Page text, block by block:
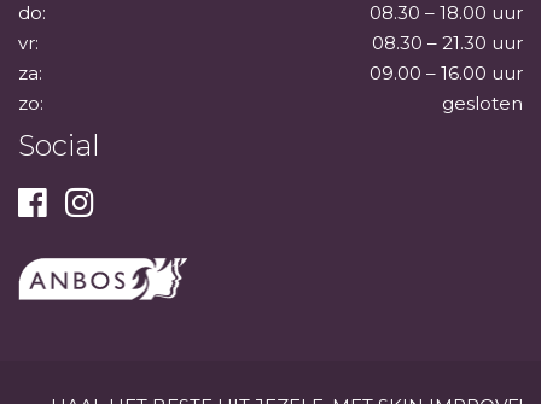
do:
08.30 – 18.00 uur
vr:
08.30 – 21.30 uur
za:
09.00 – 16.00 uur
zo:
gesloten
Social